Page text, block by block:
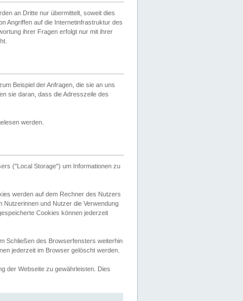
an Dritte nur übermittelt, soweit dies
Angriffen auf die Internetinfrastruktur des
ihrer Fragen erfolgt nur mit ihrer
Beispiel der Anfragen, die sie an uns
sie daran, dass die Adresszeile des
werden.
("Local Storage") um Informationen zu
werden auf dem Rechner des Nutzers
Nutzerinnen und Nutzer die Verwendung
Cookies können jederzeit
Schließen des Browserfensters weiterhin
jederzeit im Browser gelöscht werden.
der Webseite zu gewährleisten. Dies